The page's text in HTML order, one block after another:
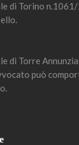
di Torino
di Torre
può